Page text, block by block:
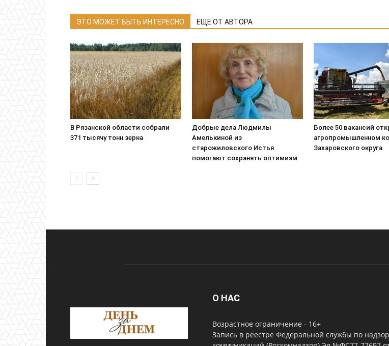
ЭТО МОЖЕТ БЫТЬ ИНТЕРЕСНО ЕЩЕ ОТ АВТОРА
В Рязанской области собрали
371 тысячу тонн зерна
Добрые дела Людмилы
Амелькиной из
старожиловского Истья
помогают сохранять оптимизм
Более 50 вакансий
агропромышленном
Захаровского округа
О НАС
Возрастное ограничение - 16+
Запись в реестре Федеральной службы по